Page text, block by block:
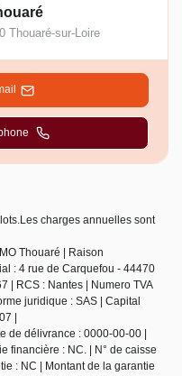
Thouaré-sur-Loire
charges annuelles sont
Thouaré | Raison
: 4 rue de Carquefou - 44470
| RCS : Nantes | Numero TVA
juridique : SAS | Capital
|
de délivrance : 0000-00-00 |
financière : NC. | N° de caisse
: NC | Montant de la garantie